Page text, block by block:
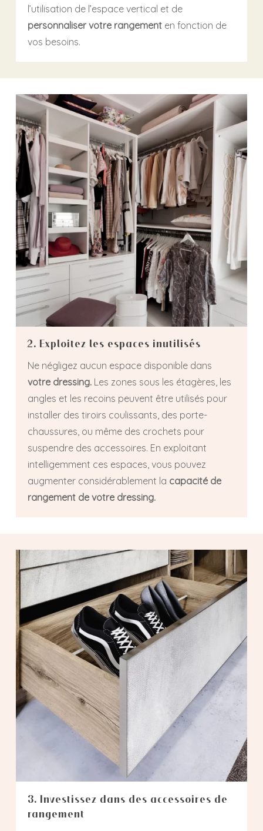
l’utilisation de l’espace vertical et de
personnaliser votre rangementen fonction de
vos besoins.
2. Exploitez les espaces inutilisés
Ne négligez aucun espace disponible dans
votre dressing.Les zones sous les étagères, les
angles et les recoins peuvent être utilisés pour
installer des tiroirs coulissants, des porte-
chaussures, ou même des crochets pour
suspendre des accessoires. En exploitant
intelligemment ces espaces, vous pouvez
augmenter considérablement la capacité de
rangement de votre dressing.
3. Investissez dans des accessoires de
rangement